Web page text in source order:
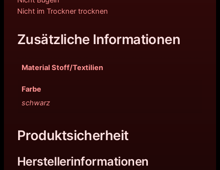
Nicht im Trockner trocknen
Zusätzliche Informationen
Material Stoff/Textilien
Farbe
schwarz
Produktsicherheit
Herstellerinformationen